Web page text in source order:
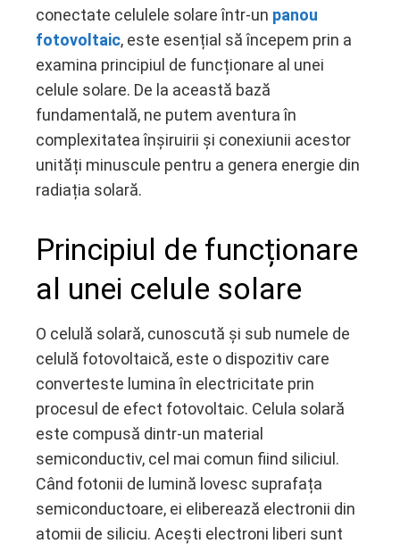
conectate celulele solare într-un panou
fotovoltaic, este esențial să începem prin a
examina principiul de funcționare al unei
celule solare. De la această bază
fundamentală, ne putem aventura în
complexitatea înșiruirii și conexiunii acestor
unități minuscule pentru a genera energie din
radiația solară.
Principiul de funcționare
al unei celule solare
O celulă solară, cunoscută și sub numele de
celulă fotovoltaică, este o dispozitiv care
converteste lumina în electricitate prin
procesul de efect fotovoltaic. Celula solară
este compusă dintr-un material
semiconductiv, cel mai comun fiind siliciul.
Când fotonii de lumină lovesc suprafața
semiconductoare, ei eliberează electronii din
atomii de siliciu. Acești electroni liberi sunt